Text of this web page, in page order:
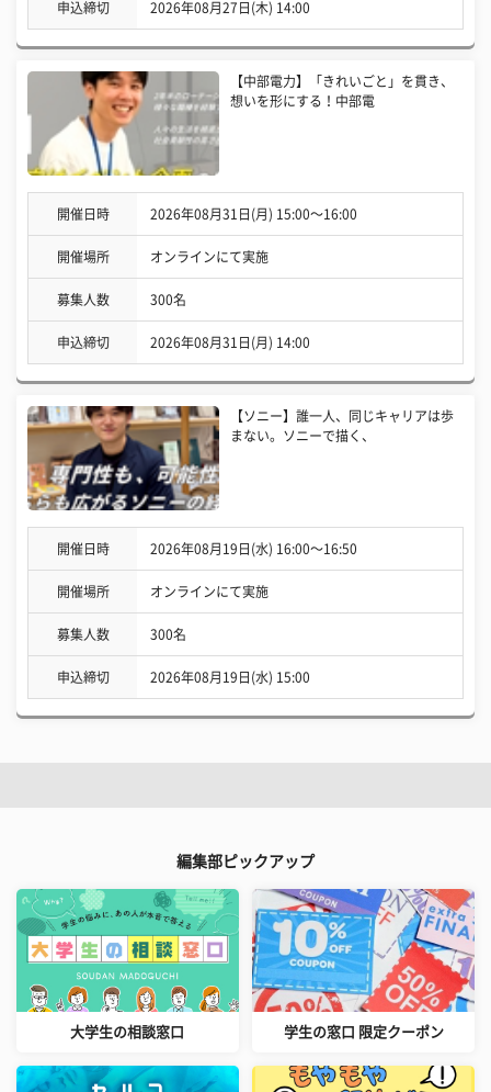
申込締切 2026年08月27日(木) 14:00
【中部電力】「きれいごと」を貫き、
想いを形にする！中部電
開催日時 2026年08月31日(月) 15:00〜16:00
開催場所 オンラインにて実施
募集人数 300名
申込締切 2026年08月31日(月) 14:00
【ソニー】誰一人、同じキャリアは歩
まない。ソニーで描く、
開催日時 2026年08月19日(水) 16:00〜16:50
開催場所 オンラインにて実施
募集人数 300名
申込締切 2026年08月19日(水) 15:00
編集部ピックアップ
大学生の相談窓口 学生の窓口 限定クーポン